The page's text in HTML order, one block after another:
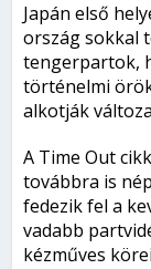
Japán első
ország sokkal
tengerpartok,
történelmi
alkotják
A Time Out
továbbra is
fedezik fel a
vadabb
kézműves